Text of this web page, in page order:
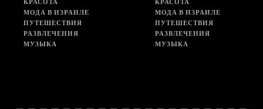
МОДА В ИЗРАИЛЕ
ПУТЕШЕСТВИЯ
РАЗВЛЕЧЕНИЯ
МУЗЫКА
МОДА В ИЗРАИЛЕ
ПУТЕШЕСТВИЯ
РАЗВЛЕЧЕНИЯ
МУЗЫКА